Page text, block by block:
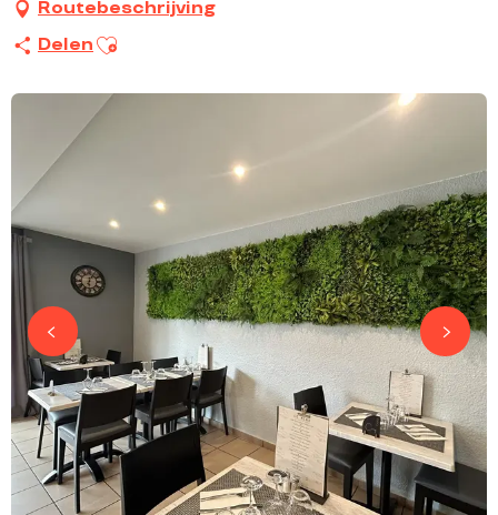
Routebeschrijving
Delen Ajouter aux favoris